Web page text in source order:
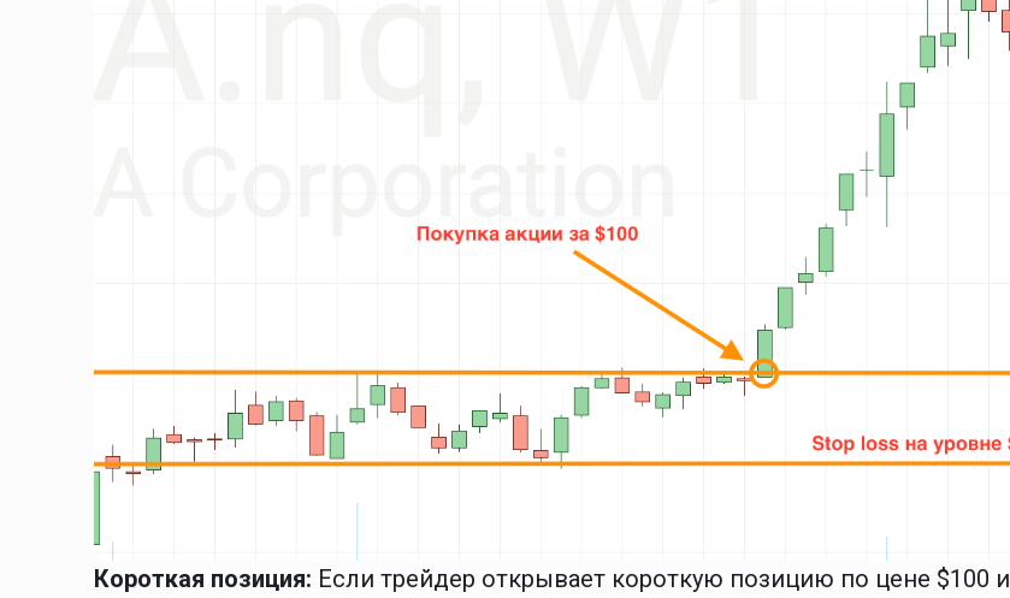
Короткая позиция: Если трейдер открывает короткую позицию по цене $100 и